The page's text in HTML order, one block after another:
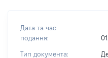
Дата та час
подання:
Тип документа: